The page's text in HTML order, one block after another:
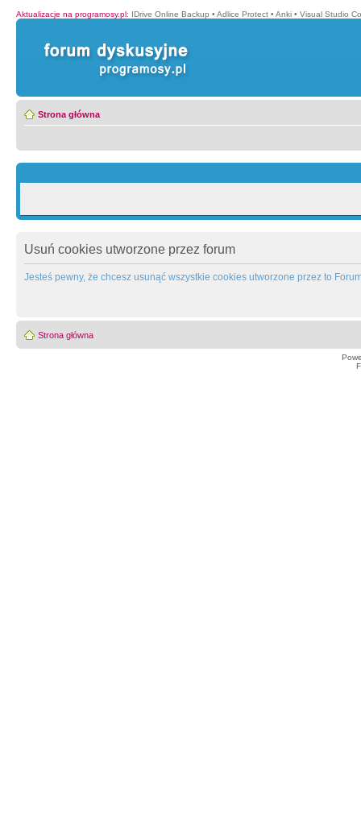
Aktualizacje na programosy.pl: IDrive Online Backup • Adlice Protect • Anki • Visual Studio
Strona główna
Usuń cookies utworzone przez forum
Jesteś pewny, że chcesz usunąć wszystkie cookies utworzone przez to
Strona główna